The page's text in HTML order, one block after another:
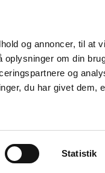
og annoncer, til at
om din
og
du har givet dem,
Statistik
Nyheder
Tilskud og